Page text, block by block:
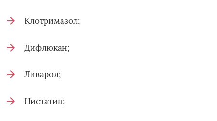
Клотримазол;
Дифлюкан;
Ливарол;
Нистатин;